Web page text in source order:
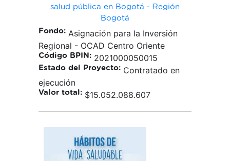
salud pública en Bogotá - Región
Bogotá
Fondo: Asignación para la Inversión
Regional - OCAD Centro Oriente
Código BPIN: 2021000050015
Estado del Proyecto: Contratado en
ejecución
Valor total: $15.052.088.607